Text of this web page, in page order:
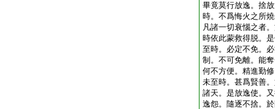
畢竟莫行放逸。捨
時。不爲悔火之所
凡諸一切衰惱之者
時依此蒙救得脱。
至時。必定不免。
制。不可免離。能
何不方便。精進勤
未至時。甚爲賢善
諸天。是放逸使。
逸怨。隨逐不捨。